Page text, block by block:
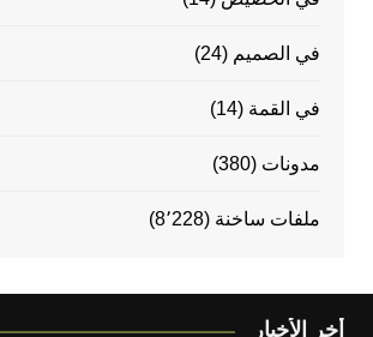
في الصميم (24)
في القمة (14)
مدونات (380)
ملفات ساخنة (8٬228)
أخر الأخبار